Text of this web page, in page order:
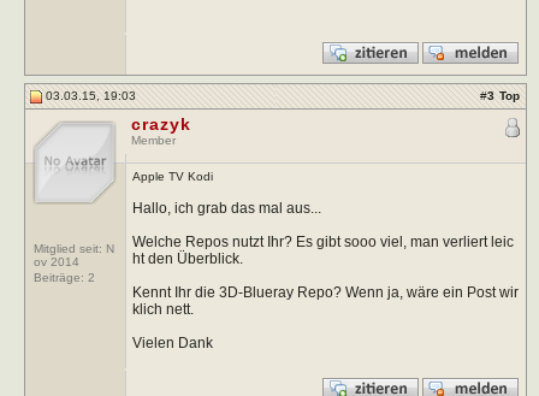
03.03.15, 19:03 #3 Top
Mitglied seit: N
ov 2014
Beiträge: 2
crazyk
Member
Apple TV Kodi
Hallo, ich grab das mal aus...
Welche Repos nutzt Ihr? Es gibt sooo viel, man verliert leic
ht den Überblick.
Kennt Ihr die 3D-Blueray Repo? Wenn ja, wäre ein Post wir
klich nett.
Vielen Dank